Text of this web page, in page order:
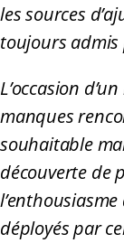
les sources
toujours admis
L’occasion
manques
souhaitable
découverte de
déployés par